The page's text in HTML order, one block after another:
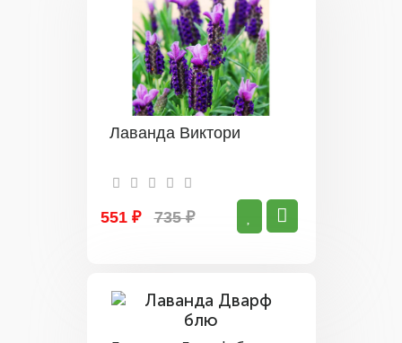
Лаванда Виктори
551 ₽ 735 ₽